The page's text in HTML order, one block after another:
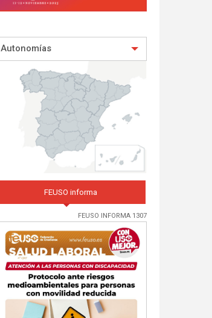
Autonomías
FEUSO informa
FEUSO INFORMA 1307